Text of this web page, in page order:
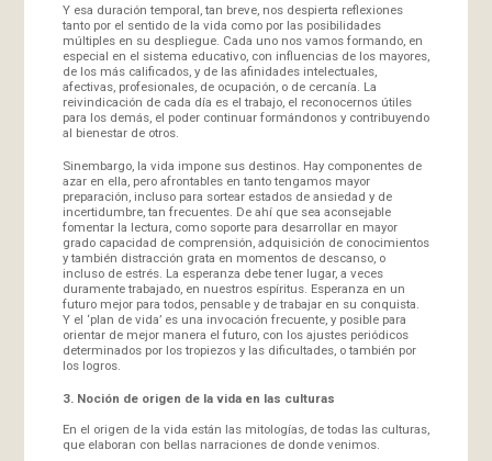
Y esa duración temporal, tan breve, nos despierta reflexiones
tanto por el sentido de la vida como por las posibilidades
múltiples en su despliegue. Cada uno nos vamos formando, en
especial en el sistema educativo, con influencias de los mayores,
de los más calificados, y de las afinidades intelectuales,
afectivas, profesionales, de ocupación, o de cercanía. La
reivindicación de cada día es el trabajo, el reconocernos útiles
para los demás, el poder continuar formándonos y contribuyendo
al bienestar de otros.
Sinembargo, la vida impone sus destinos. Hay componentes de
azar en ella, pero afrontables en tanto tengamos mayor
preparación, incluso para sortear estados de ansiedad y de
incertidumbre, tan frecuentes. De ahí que sea aconsejable
fomentar la lectura, como soporte para desarrollar en mayor
grado capacidad de comprensión, adquisición de conocimientos
y también distracción grata en momentos de descanso, o
incluso de estrés. La esperanza debe tener lugar, a veces
duramente trabajado, en nuestros espíritus. Esperanza en un
futuro mejor para todos, pensable y de trabajar en su conquista.
Y el ‘plan de vida’ es una invocación frecuente, y posible para
orientar de mejor manera el futuro, con los ajustes periódicos
determinados por los tropiezos y las dificultades, o también por
los logros.
3. Noción de origen de la vida en las culturas
En el origen de la vida están las mitologías, de todas las culturas,
que elaboran con bellas narraciones de donde venimos.